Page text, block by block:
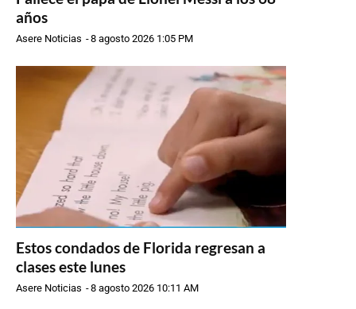
años
Asere Noticias -8 agosto 2026 1:05 PM
Estos condados de Florida regresan a
clases este lunes
Asere Noticias -8 agosto 2026 10:11 AM